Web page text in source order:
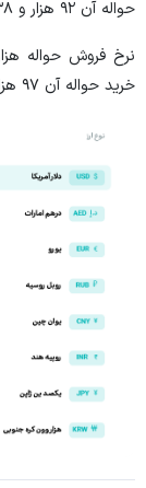
حواله آن ۹۲ هزار و ۴۳۸ تومان است.
خرید حواله آن ۹۷ هزار و ۹۶۴ تومان است.